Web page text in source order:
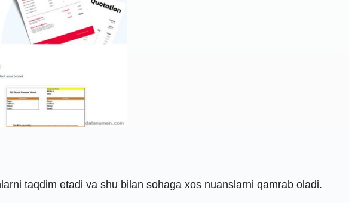
taqdim etadi va shu bilan sohaga xos nuanslarni qamrab oladi.